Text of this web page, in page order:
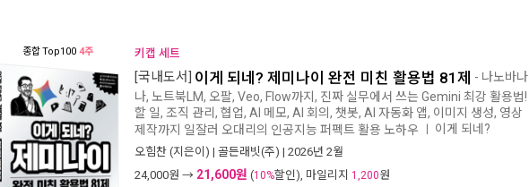
종합Top100 4주 키캡 세트
[국내도서] 이게 되네? 제미나이 완전 미친 활용법 81제 - 나노바나
나, 노트북LM, 오팔, Veo, Flow까지, 진짜 실무에서 쓰는 Gemini 최강 활용법!
할 일, 조직 관리, 협업, AI 메모, AI 회의, 챗봇, AI 자동화 앱, 이미지 생성, 영상
제작까지 일잘러 오대리의 인공지능 퍼펙트 활용 노하우
이게 되네?
오힘찬 (지은이) | 골든래빗(주) | 2026년 2월
24,000원 → 21,600원 (10%할인), 마일리지 1,200원